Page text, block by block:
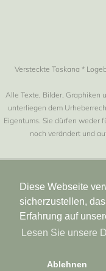
Diese Webseite
sicherzustellen,
Erfahrung auf
Lesen Sie unsere
Ablehnen
Versteckte Toskana *
Alle Texte, Bilder, Graphiken
unterliegen dem
Eigentums. Sie dürfen weder
noch verändert und